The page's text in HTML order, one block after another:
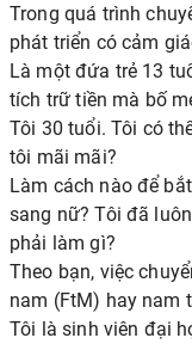
Trong quá trình
phát triển có cảm
Là một đứa trẻ 13
tích trữ tiền mà bố
Tôi 30 tuổi. Tôi có
tôi mãi mãi?
Làm cách nào để
sang nữ? Tôi đã
phải làm gì?
Theo bạn, việc
nam (FtM) hay nam
Tôi là sinh viên đại